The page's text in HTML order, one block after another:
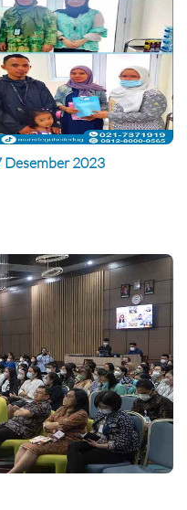
Desember 2023